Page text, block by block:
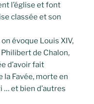
l’église et font
classée et son
évoque Louis XIV,
de Chalon,
d’avoir fait
la Favée, morte en
… et bien d’autres